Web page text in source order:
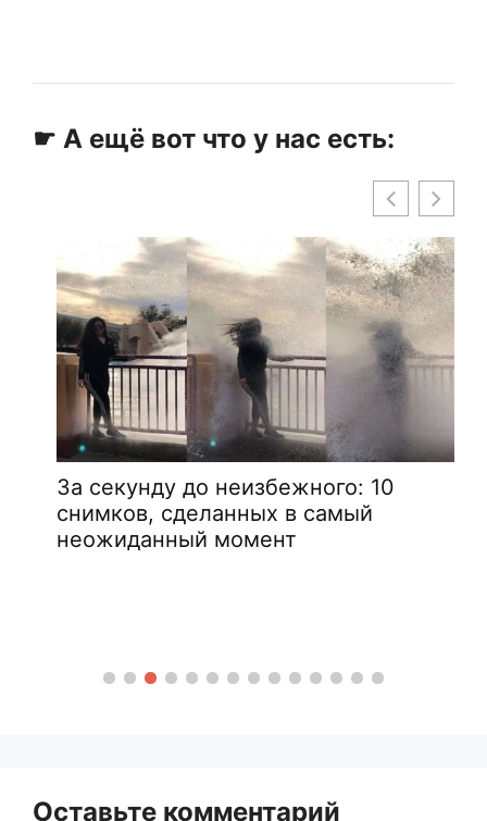
☛ А ещё вот что у нас есть:
За секунду до неизбежного: 10
снимков, сделанных в самый
неожиданный момент
Оставьте комментарий